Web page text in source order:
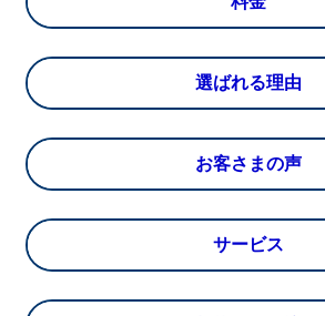
選ばれる理由
お客さまの声
サービス